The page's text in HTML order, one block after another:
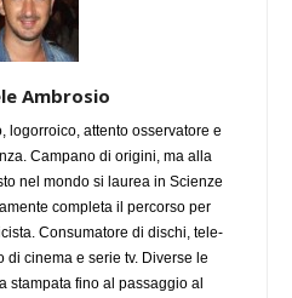
Ambrosio
logorroico, attento osservatore e
Campano di origini, ma alla
nel mondo si laurea in Scienze
completa il percorso per
Consumatore di dischi, tele-
cinema e serie tv. Diverse le
stampata fino al passaggio al